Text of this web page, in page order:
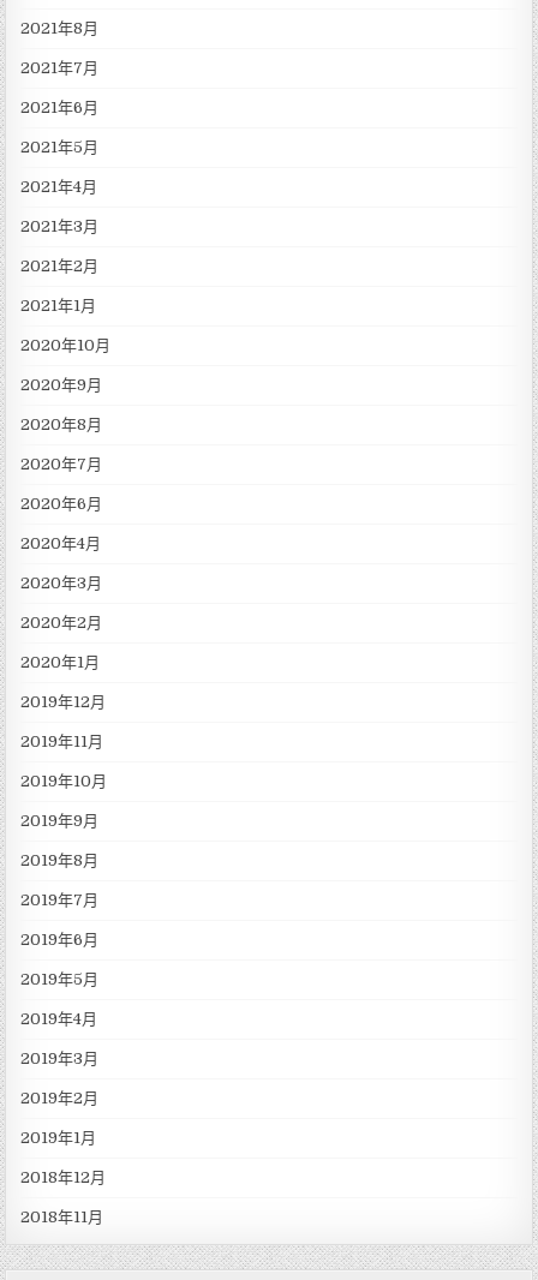
2021年8月
2021年7月
2021年6月
2021年5月
2021年4月
2021年3月
2021年2月
2021年1月
2020年10月
2020年9月
2020年8月
2020年7月
2020年6月
2020年4月
2020年3月
2020年2月
2020年1月
2019年12月
2019年11月
2019年10月
2019年9月
2019年8月
2019年7月
2019年6月
2019年5月
2019年4月
2019年3月
2019年2月
2019年1月
2018年12月
2018年11月